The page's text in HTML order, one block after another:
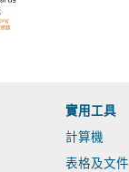
實用工具
計算機
表格及文件